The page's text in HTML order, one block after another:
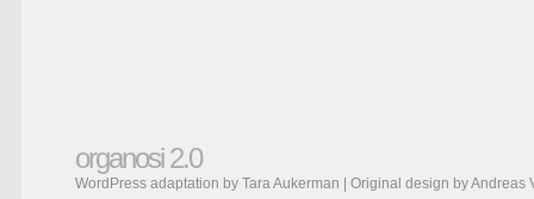
organosi 2.0
WordPress adaptation by Tara Aukerman | Original design byAndreas